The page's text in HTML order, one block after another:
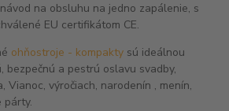
na obsluhu na jedno zapálenie, s
EU certifikátom CE.
ohňostroje - kompakty sú ideálnou
bezpečnú a pestrú oslavu svadby,
Vianoc, výročiach, narodenín , menín,
párty.